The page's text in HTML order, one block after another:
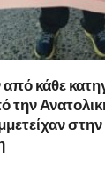
κάθε
την